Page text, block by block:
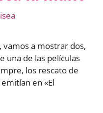
vamos a mostrar dos,
una de las películas
los rescato de
en «El